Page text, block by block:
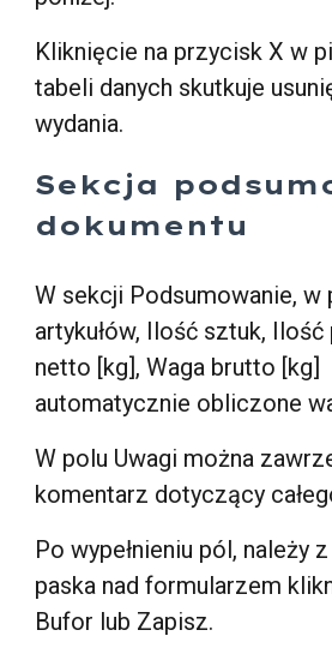
Kliknięcie na przycisk X w
tabeli danych skutkuje
wydania.
Sekcja
dokumentu
W sekcji Podsumowanie, w
artykułów, Ilość sztuk, Ilość
netto [kg], Waga brutto [kg]
automatycznie obliczone
W polu Uwagi można
komentarz dotyczący
Po wypełnieniu pól, należy
paska nad formularzem
Bufor lub Zapisz.